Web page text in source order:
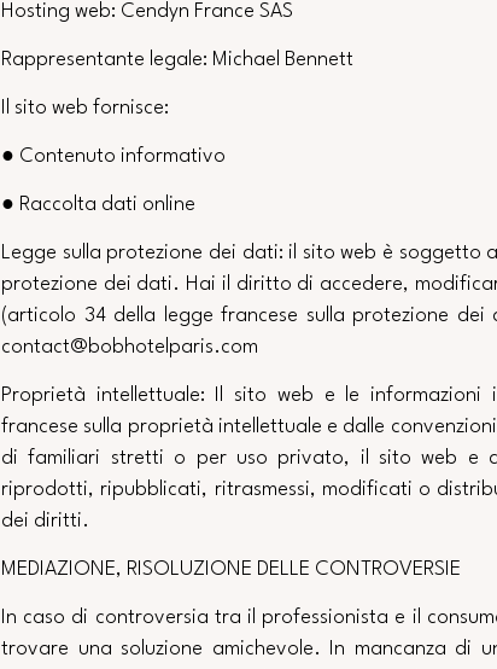
Hosting web: Cendyn France SAS
Rappresentante legale: Michael Bennett
Il sito web fornisce:
● Contenuto informativo
● Raccolta dati online
Legge sulla protezione dei dati: il sito web è soggetto
protezione dei dati. Hai il diritto di accedere,
(articolo 34 della legge francese sulla protezione
contact@bobhotelparis.com
Proprietà intellettuale: Il sito web e le
francese sulla proprietà intellettuale e dalle
di familiari stretti o per uso privato, il sito web e
riprodotti, ripubblicati, ritrasmessi, modificati o
dei diritti.
MEDIAZIONE, RISOLUZIONE DELLE CONTROVERSIE
In caso di controversia tra il professionista e il
trovare una soluzione amichevole. In mancanza di